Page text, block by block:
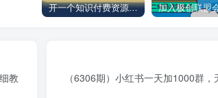
开一个知识付费资源网站，小白也能日入1000+
教
（6306期）小红书一天加1000群，无